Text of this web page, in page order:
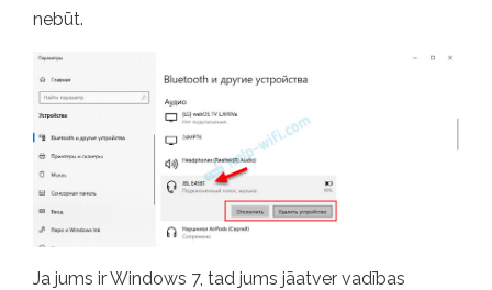
nebūt.
Ja jums ir Windows 7, tad jums jāatver vadības